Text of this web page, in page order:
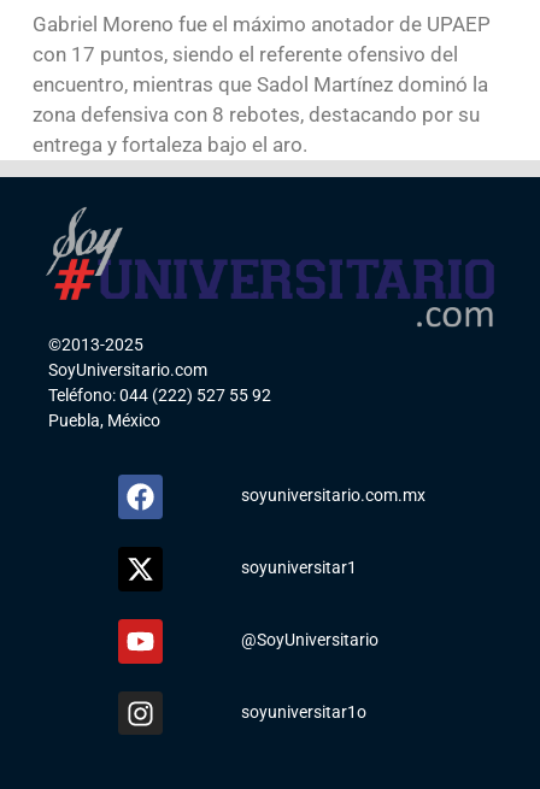
Gabriel Moreno fue el máximo anotador de UPAEP
con 17 puntos, siendo el referente ofensivo del
encuentro, mientras que Sadol Martínez dominó la
zona defensiva con 8 rebotes, destacando por su
entrega y fortaleza bajo el aro.
©2013-2025
SoyUniversitario.com
Teléfono: 044 (222) 527 55 92
Puebla, México
soyuniversitario.com.mx
soyuniversitar1
@SoyUniversitario
soyuniversitar1o